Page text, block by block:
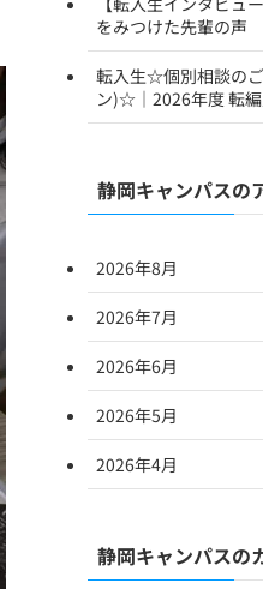
をみつけた先輩の声
転入生☆個別相談の
ン)☆｜2026年度 転
静岡キャンパスの
2026年8月
2026年7月
2026年6月
2026年5月
2026年4月
静岡キャンパスの